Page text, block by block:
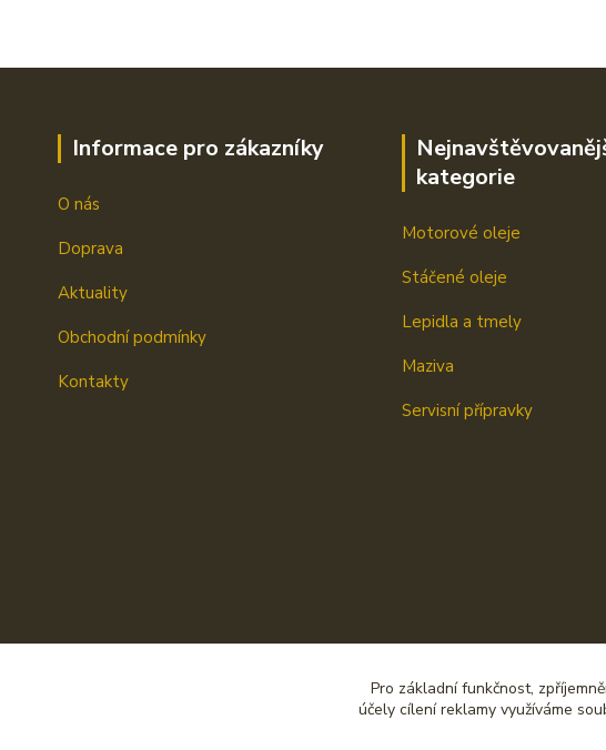
Informace pro zákazníky
O nás
Doprava
Aktuality
Obchodní podmínky
Kontakty
kategorie
Motorové oleje
Stáčené oleje
Lepidla a tmely
Maziva
Servisní přípravky
Pro základní funkčnost,
účely cílení reklamy využíváme